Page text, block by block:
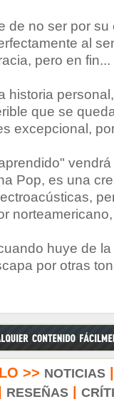
de no ser por
al
pero en fin...
historia
que se
excepcional,
Pop, es una
huye de
por otras
>> NOTICIAS
RESEÑAS|